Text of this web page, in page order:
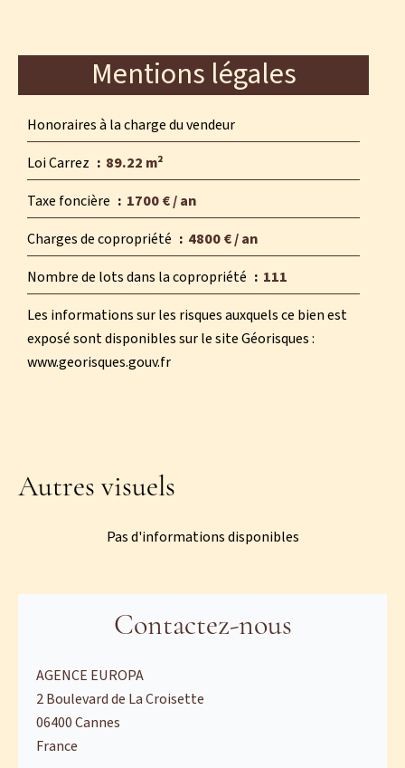
Mentions légales
Honoraires à la charge du vendeur
Loi Carrez
89.22 m²
Taxe foncière
1700 € / an
Charges de copropriété
4800 € / an
Nombre de lots dans la copropriété
111
Les informations sur les risques auxquels ce bien est
exposé sont disponibles sur le site Géorisques :
www.georisques.gouv.fr
Autres visuels
Pas d'informations disponibles
Contactez-nous
AGENCE EUROPA
2 Boulevard de La Croisette
06400Cannes
France